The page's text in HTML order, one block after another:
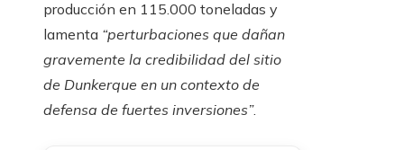
producción en 115.000 toneladas y
lamenta “perturbaciones que dañan
gravemente la credibilidad del sitio
de Dunkerque en un contexto de
defensa de fuertes inversiones”.